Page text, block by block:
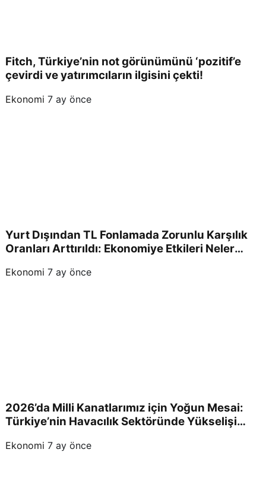
Fitch, Türkiye’nin not görünümünü ‘pozitif’e
çevirdi ve yatırımcıların ilgisini çekti!
Ekonomi 7 ay önce
Yurt Dışından TL Fonlamada Zorunlu Karşılık
Oranları Arttırıldı: Ekonomiye Etkileri Neler
Ekonomi 7 ay önce
2026’da Milli Kanatlarımız için Yoğun Mesai:
Türkiye’nin Havacılık Sektöründe Yükselişi
Ekonomi 7 ay önce